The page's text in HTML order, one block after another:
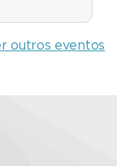
outros eventos